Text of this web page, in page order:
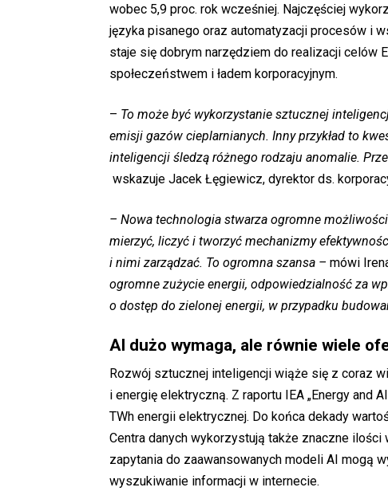
wobec 5,9 proc. rok wcześniej. Najczęściej
języka pisanego oraz automatyzacji procesów i
staje się dobrym narzędziem do realizacji celów
społeczeństwem i ładem korporacyjnym.
– To może być wykorzystanie sztucznej
emisji gazów cieplarnianych. Inny przykład to
inteligencji śledzą różnego rodzaju anomalie.
wskazuje Jacek Łęgiewicz, dyrektor ds.
– Nowa technologia stwarza ogromne
mierzyć, liczyć i tworzyć mechanizmy
i nimi zarządzać. To ogromna szansa – mówi
ogromne zużycie energii, odpowiedzialność za
o dostęp do zielonej energii, w przypadku
AI dużo wymaga, ale równie wiele
Rozwój sztucznej inteligencji wiąże się z coraz
i energię elektryczną. Z raportu IEA „Energy and
TWh energii elektrycznej. Do końca dekady
Centra danych wykorzystują także znaczne
zapytania do zaawansowanych modeli AI mogą
wyszukiwanie informacji w internecie.